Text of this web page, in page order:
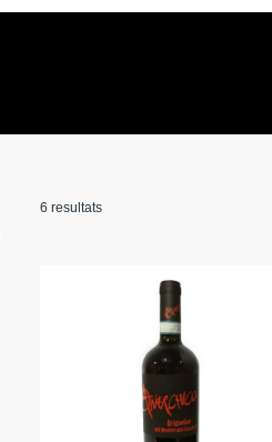
6 resultats